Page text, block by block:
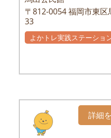
〒812-0054福岡市東区
33
よかトレ実践ステーショ
詳細